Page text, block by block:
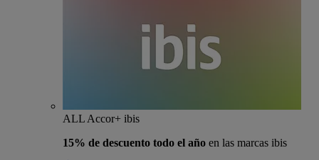
ALL Accor+ ibis
15% de descuento todo el año en las marcas ibis